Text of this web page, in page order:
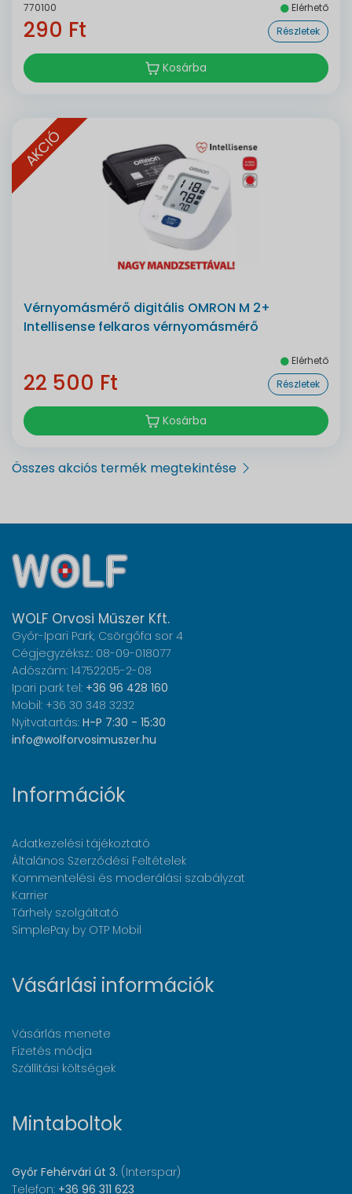
770100 Elérhető
290 Ft Részletek
Kosárba
AKCIÓ
Vérnyomásmérő digitális OMRON M 2+
Intellisense felkaros vérnyomásmérő
Elérhető
22 500 Ft Részletek
Kosárba
Összes akciós termék megtekintése
WOLF Orvosi Műszer Kft.
Győr-Ipari Park, Csörgőfa sor 4
Cégjegyzéksz.: 08-09-018077
Adószám: 14752205-2-08
Ipari park tel: +36 96 428 160
Mobil: +36 30 348 3232
Nyitvatartás: H-P 7:30 - 15:30
info@wolforvosimuszer.hu
Információk
Adatkezelési tájékoztató
Általános Szerződési Feltételek
Kommentelési és moderálási szabályzat
Karrier
Tárhely szolgáltató
SimplePay by OTP Mobil
Vásárlási információk
Vásárlás menete
Fizetés módja
Szállítási költségek
Mintaboltok
Győr Fehérvári út 3. (Interspar)
Telefon: +36 96 311 623